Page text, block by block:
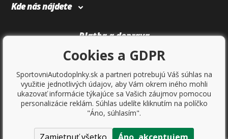
Kde nás nájdete
Platba a doprava
Cookies a GDPR
SportovniAutodoplnky.sk a partneri potrebujú Váš súhlas na
využitie jednotlivých údajov, aby Vám okrem iného mohli
ukazovať informácie týkajúce sa Vašich záujmov pomocou
personalizácie reklám. Súhlas udelíte kliknutím na políčko
"Áno, súhlasím".
Zamietnuť všetko Áno, akceptujem